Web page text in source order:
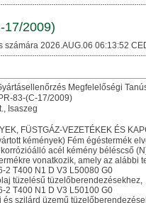
17/2009)
2026.AUG.06 06:13:52
Megfelelőségi
83-(C-17/2009)
Isaszeg
FÜSTGÁZ-VEZETÉKEK ÉS
kémények) Fém égéstermék
korrózióálló acél kémény béléscső
vonatkozik, amely az alábbi
2 T400 N1 D V3 L50080 G0
tüzelésű tüzelőberendezésekhez,
2 T400 N1 D V3 L50100 G0
és szilárd üzemű